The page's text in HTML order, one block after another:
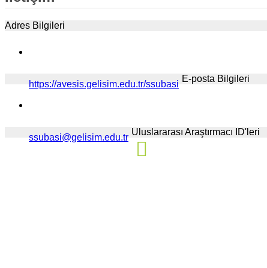
Adres Bilgileri
https://avesis.gelisim.edu.tr/ssubasi
E-posta Bilgileri
ssubasi@gelisim.edu.tr
Uluslararası Araştırmacı ID'leri